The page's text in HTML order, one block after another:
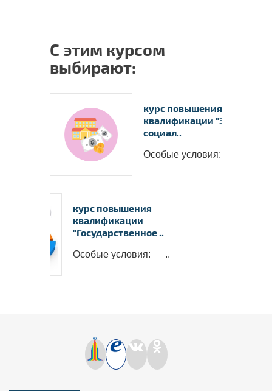
С этим курсом
выбирают:
курс повышения
квалификации "Экономика
социал..
Особые условия: &nbs..
курс повышения
квалификации
"Государственное ..
Особые условия: ..